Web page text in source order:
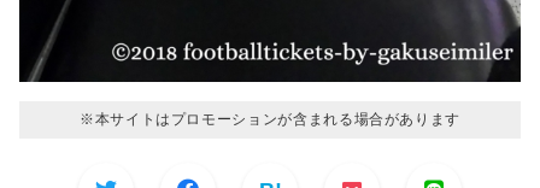
※本サイトはプロモーションが含まれる場合があります